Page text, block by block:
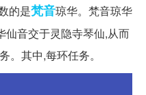
的是梵音琼华。梵音琼华
仙音交于灵隐寺琴仙,从而
。其中,每环任务。